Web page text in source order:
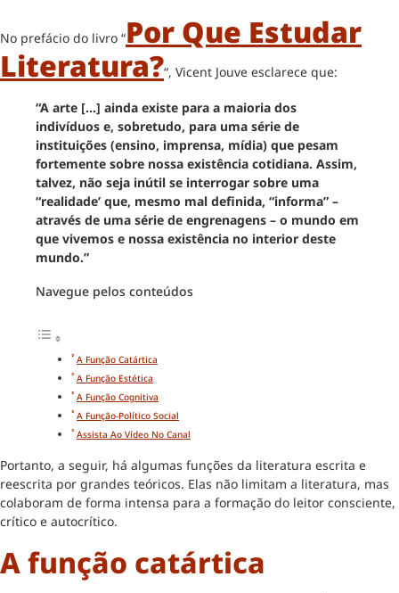
No prefácio do livro “Por Que Estudar
Literatura?“, Vicent Jouve esclarece que:
“A arte […] ainda existe para a maioria dos
indivíduos e, sobretudo, para uma série de
instituições (ensino, imprensa, mídia) que pesam
fortemente sobre nossa existência cotidiana. Assim,
talvez, não seja inútil se interrogar sobre uma
“realidade’ que, mesmo mal definida, “informa” –
através de uma série de engrenagens – o mundo em
que vivemos e nossa existência no interior deste
mundo.”
Navegue pelos conteúdos
A Função Catártica
A Função Estética
A Função Cognitiva
A Função-Político Social
Assista Ao Vídeo No Canal
Portanto, a seguir, há algumas funções da literatura escrita e
reescrita por grandes teóricos. Elas não limitam a literatura, mas
colaboram de forma intensa para a formação do leitor consciente,
crítico e autocrítico.
A função catártica